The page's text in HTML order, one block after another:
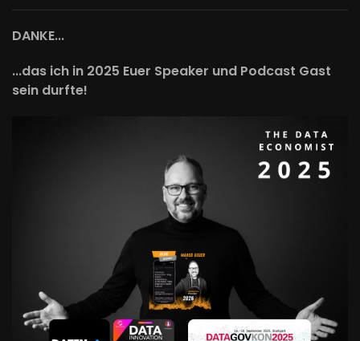
DANKE...
...das ich in 2025 Euer Speaker und Podcast Gast
sein durfte!